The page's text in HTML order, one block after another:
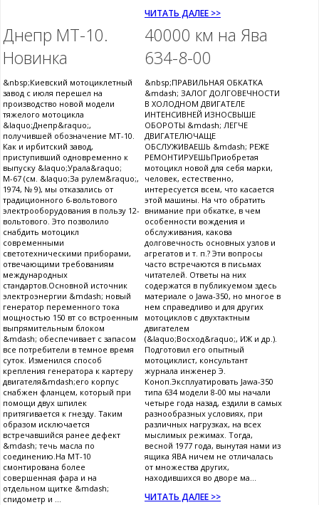
ЧИТАТЬ ДАЛЕЕ >>
Днепр МТ-10.
Новинка
&nbsp;Киевский мотоциклетный
завод с июля перешел на
производство новой модели
тяжелого мотоцикла
&laquo;Днепр&raquo;,
получившей обозначение МТ-10.
Как и ирбитский завод,
приступивший одновременно к
выпуску &laquo;Урала&raquo;
М-67 (см. &laquo;За рулем&raquo;,
1974, № 9), мы отказались от
традиционного 6-вольтового
электрооборудования в пользу 12-
вольтового. Это позволило
снабдить мотоцикл
современными
светотехническими приборами,
отвечающими требованиям
международных
стандартов.Основной источник
электроэнергии &mdash; новый
генератор переменного тока
мощностью 150 вт со встроенным
выпрямительным блоком
&mdash; обеспечивает с запасом
все потребители в темное время
суток. Изменился способ
крепления генератора к картеру
двигателя&mdash;его корпус
снабжен фланцем, который при
помощи двух шпилек
притягивается к гнезду. Таким
образом исключается
встречавшийся ранее дефект
&mdash; течь масла по
соединению.На МТ-10
смонтирована более
совершенная фара и на
отдельном щитке &mdash;
спидометр и ...
40000 км на Ява
634-8-00
&nbsp;ПРАВИЛЬНАЯ ОБКАТКА
&mdash; ЗАЛОГ ДОЛГОВЕЧНОСТИ
В ХОЛОДНОМ ДВИГАТЕЛЕ
ИНТЕНСИВНЕЙ ИЗНОСВЫШЕ
ОБОРОТЫ &mdash; ЛЕГЧЕ
ДВИГАТЕЛЮЧАЩЕ
ОБСЛУЖИВАЕШЬ &mdash; РЕЖЕ
РЕМОНТИРУЕШЬПриобретая
мотоцикл новой для себя марки,
человек, естественно,
интересуется всем, что касается
этой машины. На что обратить
внимание при обкатке, в чем
особенности вождения и
обслуживания, какова
долговечность основных узлов и
агрегатов и т. п.? Эти вопросы
часто встречаются в письмах
читателей. Ответы на них
содержатся в публикуемом здесь
материале о Jawa-350, но многое в
нем справедливо и для других
мотоциклов с двухтактным
двигателем
(&laquo;Восход&raquo;, ИЖ и др.).
Подготовил его опытный
мотоциклист, консультант
журнала инженер Э.
Коноп.Эксплуатировать Jawa-350
типа 634 модели 8-00 мы начали
четыре года назад, ездили в самых
разнообразных условиях, при
различных нагрузках, на всех
мыслимых режимах. Тогда,
весной 1977 года, вынутая нами из
ящика ЯВА ничем не отличалась
от множества других,
находившихся во дворе ма...
ЧИТАТЬ ДАЛЕЕ >>